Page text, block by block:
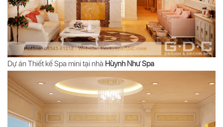
Dự án Thiết kế Spa mini tại nhà Hùynh Như Spa